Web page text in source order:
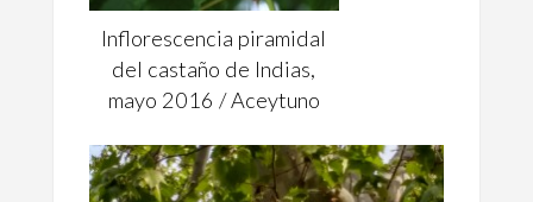
Inflorescencia piramidal
del castaño de Indias,
mayo 2016 / Aceytuno